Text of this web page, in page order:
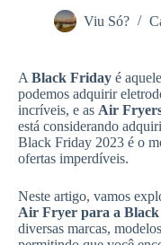
Viu Só?
A Black Friday é
podemos adquirir
incríveis, e as Air
está considerando
Black Friday 2023 é o
ofertas imperdíveis.
Neste artigo, vamos
Air Fryer para a
diversas marcas,